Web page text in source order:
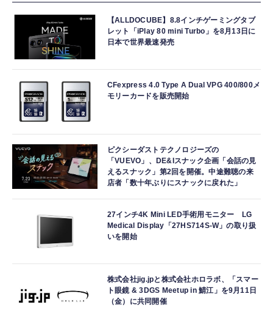
【ALLDOCUBE】8.8インチゲーミングタブ
レット「iPlay 80 mini Turbo」を8月13日に
日本で世界最速発売
CFexpress 4.0 Type A Dual VPG 400/800メ
モリーカードを販売開始
ピクシーダストテクノロジーズの
「VUEVO」、DE&Iスナック企画「会話の見
えるスナック」第2回を開催。中途難聴の来
店者「数十年ぶりにスナックに戻れた」
27インチ4K Mini LED手術用モニター LG
Medical Display「27HS714S-W」の取り扱
いを開始
株式会社jig.jpと株式会社ホロラボ、「スマー
ト眼鏡 & 3DGS Meetup in 鯖江」を9月11日
（金）に共同開催